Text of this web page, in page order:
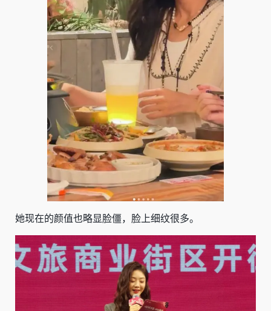
她现在的颜值也略显脸僵，脸上细纹很多。